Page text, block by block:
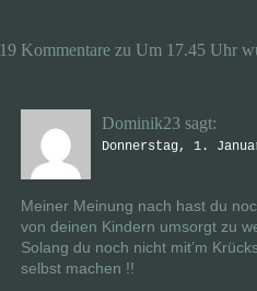
d
e
n
t
e
r
g
e
ö
d
u
e
m
t
e
r
g
e
ö
19 Kommentare zu Um 17.45 Uhr
Dominik23 sagt:
Donnerstag, 1.
Meiner Meinung nach hast du
von deinen Kindern umsorgt zu
Solang du noch nicht mit’m
selbst machen !!